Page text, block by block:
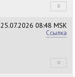
0
25.07.2026 08:48 MSK
Ссылка
0